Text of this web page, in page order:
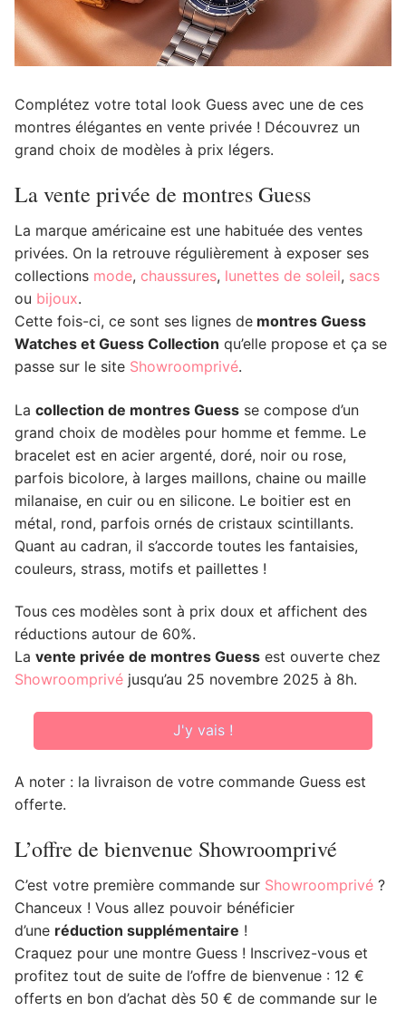
Complétez votre total look Guess avec une de ces
montres élégantes en vente privée ! Découvrez un
grand choix de modèles à prix légers.
La vente privée de montres Guess
La marque américaine est une habituée des ventes
privées. On la retrouve régulièrement à exposer ses
collections mode, chaussures, lunettes de soleil, sacs
ou bijoux.
Cette fois-ci, ce sont ses lignes de montres Guess
Watches et Guess Collection qu’elle propose et ça se
passe sur le site Showroomprivé.
La collection de montres Guess se compose d’un
grand choix de modèles pour homme et femme. Le
bracelet est en acier argenté, doré, noir ou rose,
parfois bicolore, à larges maillons, chaine ou maille
milanaise, en cuir ou en silicone. Le boitier est en
métal, rond, parfois ornés de cristaux scintillants.
Quant au cadran, il s’accorde toutes les fantaisies,
couleurs, strass, motifs et paillettes !
Tous ces modèles sont à prix doux et affichent des
réductions autour de 60%.
La vente privée de montres Guess est ouverte chez
Showroomprivé jusqu’au 25 novembre 2025 à 8h.
J'y vais !
A noter : la livraison de votre commande Guess est
offerte.
L’offre de bienvenue Showroomprivé
C’est votre première commande sur Showroomprivé ?
Chanceux ! Vous allez pouvoir bénéficier
d’une réduction supplémentaire !
Craquez pour une montre Guess ! Inscrivez-vous et
profitez tout de suite de l’offre de bienvenue : 12 €
offerts en bon d’achat dès 50 € de commande sur le